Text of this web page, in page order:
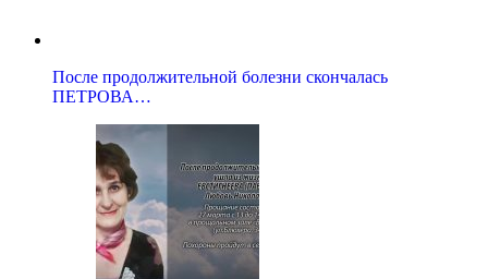
После продолжительной болезни скончалась
ПЕТРОВА…